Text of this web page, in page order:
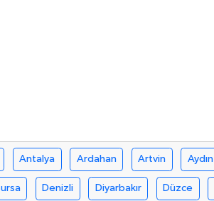
Antalya Ardahan Artvin Aydın
Denizli Diyarbakır Düzce